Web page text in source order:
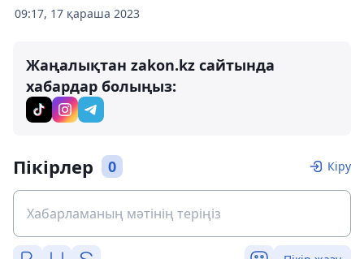
09:17, 17 қараша 2023
Жаңалықтан zakon.kz сайтында
хабардар болыңыз:
Пікірлер 0 Кіру